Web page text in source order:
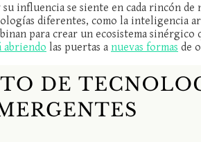
influencia se siente en cada rincón
diferentes, como la inteligencia
para crear un ecosistema
abriendo las puertas a nuevas formas de